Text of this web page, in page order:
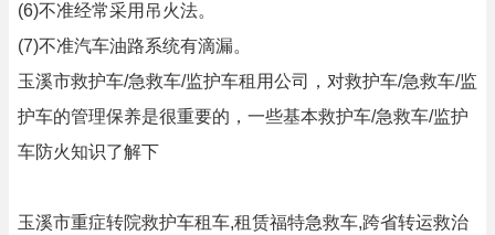
(6)不准经常采用吊火法。
(7)不准汽车油路系统有滴漏。
玉溪市救护车/急救车/监护车租用公司，对救护车/急救车/监
护车的管理保养是很重要的，一些基本救护车/急救车/监护
车防火知识了解下
玉溪市重症转院救护车租车,租赁福特急救车,跨省转运救治